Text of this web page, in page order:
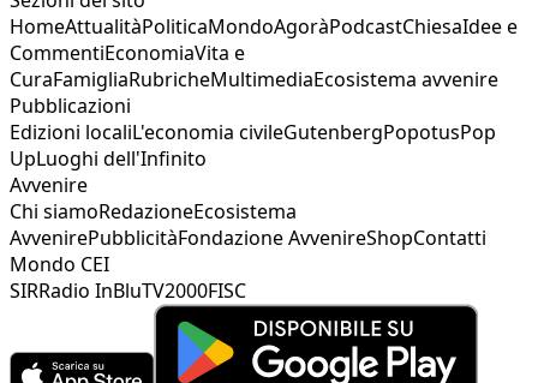
HomeAttualitàPoliticaMondoAgoràPodcastChiesaIdee e
CommentiEconomiaVita e
CuraFamigliaRubricheMultimediaEcosistema avvenire
Pubblicazioni
Edizioni localiL'economia civileGutenbergPopotusPop
UpLuoghi dell'Infinito
Avvenire
Chi siamoRedazioneEcosistema
AvvenirePubblicitàFondazione AvvenireShopContatti
Mondo CEI
SIRRadio InBluTV2000FISC